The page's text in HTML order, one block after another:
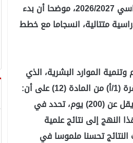
وأشار إلى أن الوزارة تابعت ما أثير حول موعد بدء الدوام المدرسي للعام الدراسي 2026/2027، موضحا أن بدء
دراسية متتالية، انسجاما مع خطط
الموارد البشرية، الذي
أقره مجلسا النواب والأعيان، وتوشح بالإرادة الملكية السامية، حيث تنص الفقرة (1/أ) من المادة (12) على أن:
"تحدد أيام الدراسة الفعلية للسنة الدراسية في المؤسسات التعليمية بما لا يقل عن (200) يوم، تحدد في
النهج إلى نتائج علمية
تحسنا ملموسا في